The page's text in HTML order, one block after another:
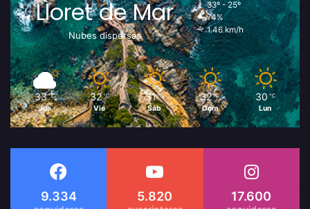
Lloret de Mar
Nubes dispersas
33º - 25º
74%
1.46 km/h
33 ℃
Jue
32 ℃
Vie
31 ℃
Sáb
32 ℃
Dom
30 ℃
Lun
9.334 5.820 17.600